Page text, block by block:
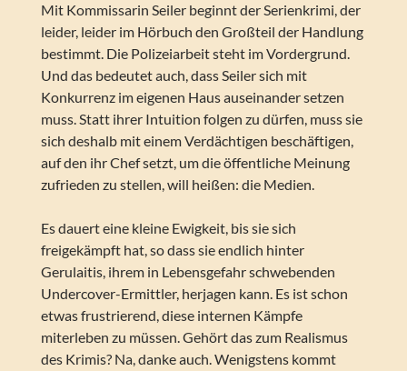
Mit Kommissarin Seiler beginnt der Serienkrimi, der
leider, leider im Hörbuch den Großteil der Handlung
bestimmt. Die Polizeiarbeit steht im Vordergrund.
Und das bedeutet auch, dass Seiler sich mit
Konkurrenz im eigenen Haus auseinander setzen
muss. Statt ihrer Intuition folgen zu dürfen, muss sie
sich deshalb mit einem Verdächtigen beschäftigen,
auf den ihr Chef setzt, um die öffentliche Meinung
zufrieden zu stellen, will heißen: die Medien.
Es dauert eine kleine Ewigkeit, bis sie sich
freigekämpft hat, so dass sie endlich hinter
Gerulaitis, ihrem in Lebensgefahr schwebenden
Undercover-Ermittler, herjagen kann. Es ist schon
etwas frustrierend, diese internen Kämpfe
miterleben zu müssen. Gehört das zum Realismus
des Krimis? Na, danke auch. Wenigstens kommt